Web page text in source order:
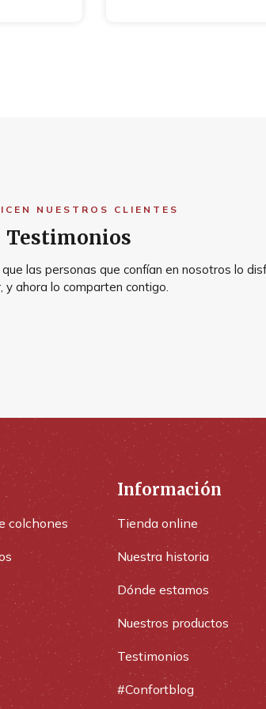
NUESTROS CLIENTES
Testimonios
las personas que confían en nosotros lo
y ahora lo comparten contigo.
colchones
Información
Tienda online
Nuestra historia
Dónde estamos
Nuestros productos
Testimonios
#Confortblog